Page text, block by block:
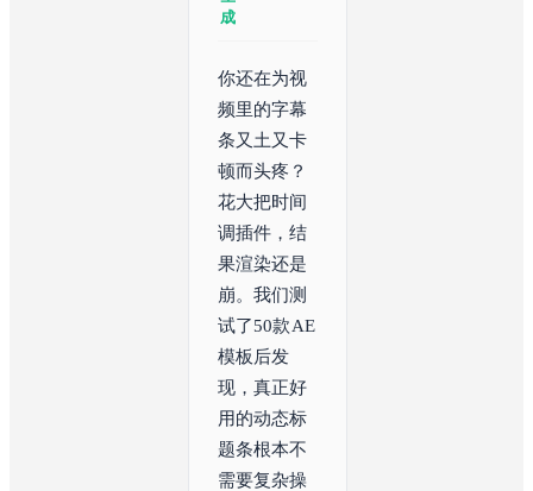
成
你还在为视
频里的字幕
条又土又卡
顿而头疼？
花大把时间
调插件，结
果渲染还是
崩。我们测
试了50款AE
模板后发
现，真正好
用的动态标
题条根本不
需要复杂操